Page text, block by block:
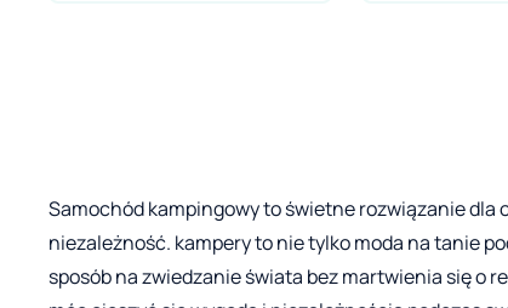
Samochód kampingowy to świetne rozwiązanie dla
niezależność. kampery to nie tylko moda na tanie
sposób na zwiedzanie świata bez martwienia się o